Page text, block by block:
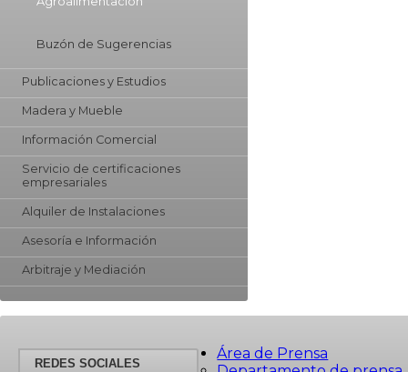
Buzón de Sugerencias
Publicaciones y Estudios
Madera y Mueble
Información Comercial
Servicio de certificaciones
empresariales
Alquiler de Instalaciones
Asesoría e Información
Arbitraje y Mediación
REDES SOCIALES
Área de Prensa